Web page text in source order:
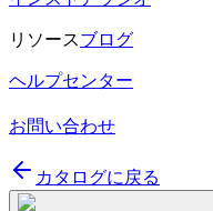
リソースブログ
ヘルプセンター
お問い合わせ
カタログに戻る